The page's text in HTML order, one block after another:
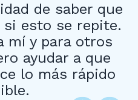
de saber que
si esto se repite.
mí y para otros
ayudar a que
lo más rápido